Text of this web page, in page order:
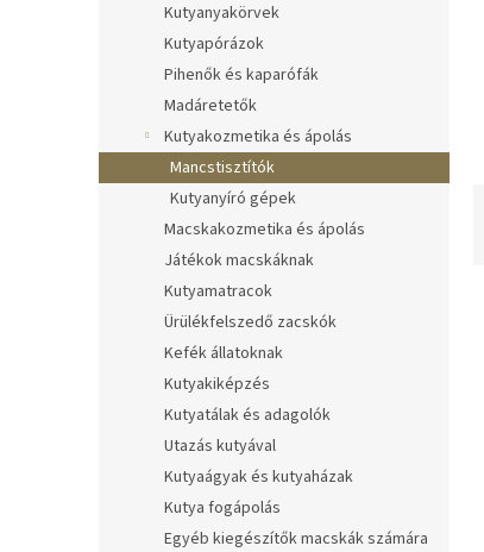
Kutyanyakörvek
Kutyapórázok
Pihenők és kaparófák
Madáretetők
Kutyakozmetika és ápolás
Mancstisztítók
Kutyanyíró gépek
Macskakozmetika és ápolás
Játékok macskáknak
Kutyamatracok
Ürülékfelszedő zacskók
Kefék állatoknak
Kutyakiképzés
Kutyatálak és adagolók
Utazás kutyával
Kutyaágyak és kutyaházak
Kutya fogápolás
Egyéb kiegészítők macskák számára